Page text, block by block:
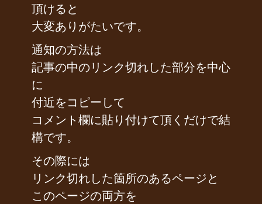
頂けると
大変ありがたいです。
通知の方法は
記事の中のリンク切れした部分を中心
に
付近をコピーして
コメント欄に貼り付けて頂くだけで結
構です。
その際には
リンク切れした箇所のあるページと
このページの両方を